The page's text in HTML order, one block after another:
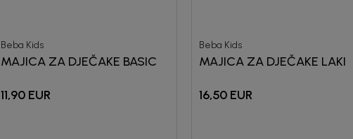
Beba Kids
MAJICA ZA DJEČAKE BASIC
11,90 EUR
Beba Kids
MAJICA ZA DJEČAKE LAKI
16,50 EUR